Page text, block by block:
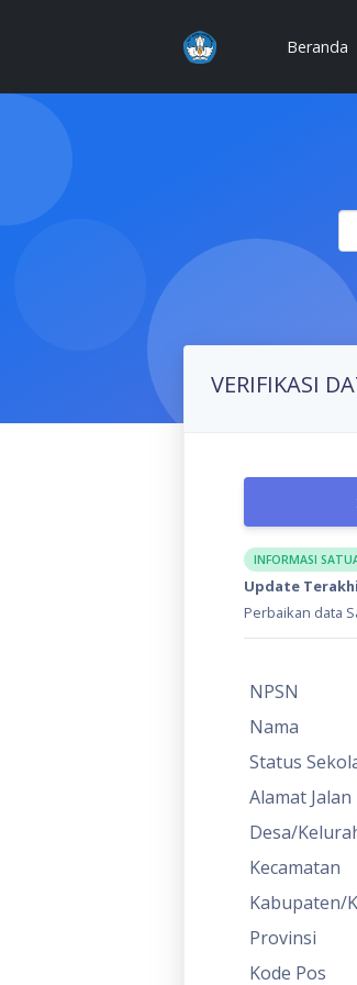
Beranda
VERIFIKASI
INFORMASI
Update
Perbaikan data
NPSN
Nama
Status
Alamat Jalan
Desa/
Kecamatan
Kabupaten/
Provinsi
Kode Pos